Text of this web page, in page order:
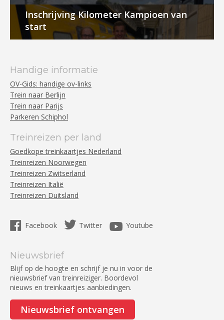
Inschrijving Kilometer Kampioen van
start
Handige informatie
OV-Gids: handige ov-links
Trein naar Berlijn
Trein naar Parijs
Parkeren Schiphol
Treinreizen per land
Goedkope treinkaartjes Nederland
Treinreizen Noorwegen
Treinreizen Zwitserland
Treinreizen Italië
Treinreizen Duitsland
Facebook Twitter Youtube
Nieuwsbrief
Blijf op de hoogte en schrijf je nu in voor de
nieuwsbrief van treinreiziger. Boordevol
nieuws en treinkaartjes aanbiedingen.
Nieuwsbrief ontvangen